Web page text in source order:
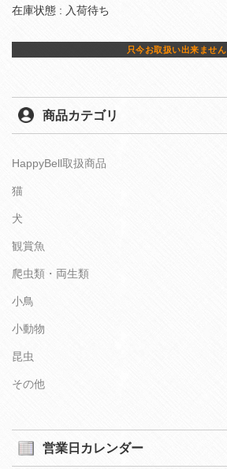
在庫状態 : 入荷待ち
只今お取扱い出来ません
商品カテゴリ
HappyBell取扱商品
猫
犬
観賞魚
爬虫類・両生類
小鳥
小動物
昆虫
その他
営業日カレンダー